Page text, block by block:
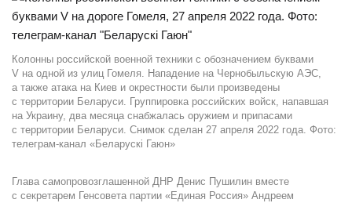
Колонны российской военной техники с обозначением буквами
V на одной из улиц Гомеля. Нападение на Чернобыльскую АЭС,
а также атака на Киев и окрестности были произведены
с территории Беларуси. Группировка российских войск, напавшая
на Украину, два месяца снабжалась оружием и припасами
с территории Беларуси. Снимок сделан 27 апреля 2022 года. Фото:
телеграм-канал «Беларускі Гаюн»
Глава самопровозглашенной ДНР Денис Пушилин вместе
с секретарем Генсовета партии «Единая Россия» Андреем